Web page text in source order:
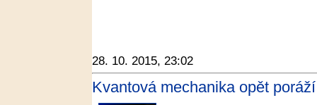
28. 10. 2015, 23:02
Kvantová mechanika opět